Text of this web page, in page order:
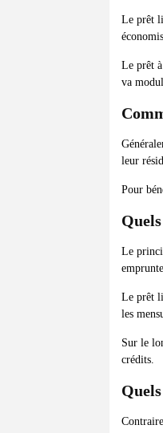
Le prêt
Le prêt
va
leur
Pour
Le
Le prêt
les
Sur le
crédits.